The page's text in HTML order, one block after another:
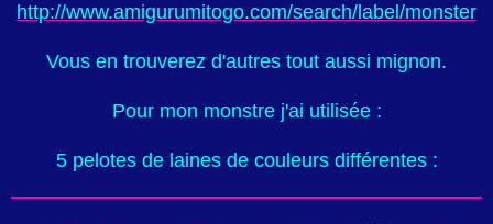
http://www.amigurumitogo.com/search/label/monster
Vous en trouverez d'autres tout aussi mignon.
Pour mon monstre j'ai utilisée :
5 pelotes de laines de couleurs différentes :